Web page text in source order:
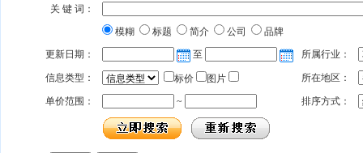
关 键 词：
模糊
标题 简介 公司
品牌
更新日期：
至 所属行业：
信息类型： 标价 图片 所在地区：
单价范围： ~ 排序方式：